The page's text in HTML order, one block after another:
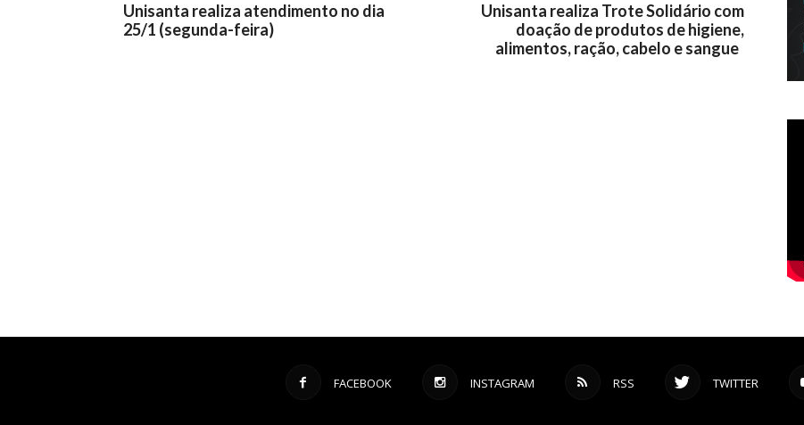
Unisanta realiza atendimento no dia
25/1 (segunda-feira)
Unisanta realiza Trote Solidário com
doação de produtos de higiene,
alimentos, ração, cabelo e sangue
FACEBOOK INSTAGRAM RSS TWITTER